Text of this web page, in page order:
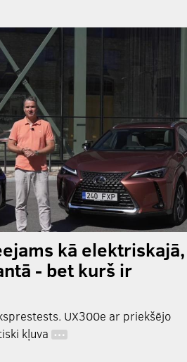
kā elektriskajā,
- bet kurš ir
UX300e ar priekšējo
kļuva …